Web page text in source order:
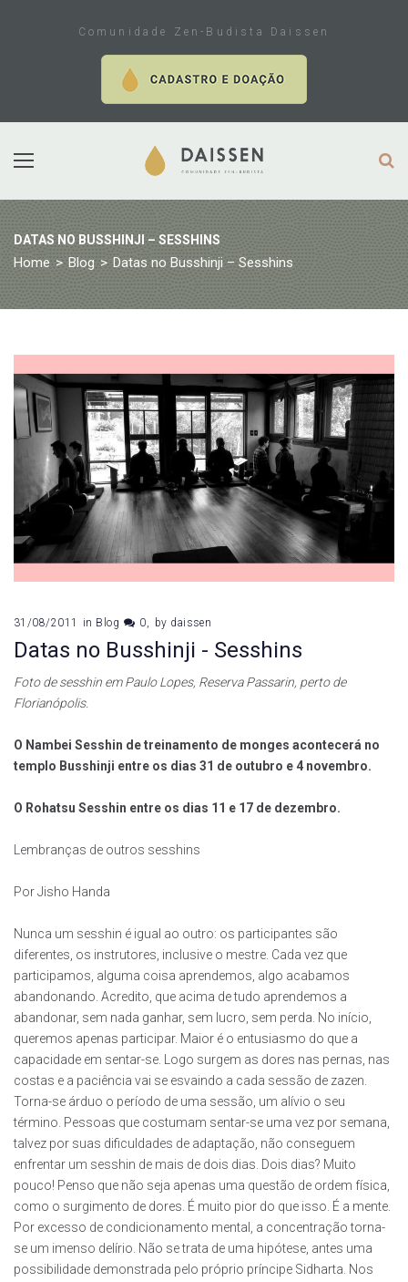
Comunidade Zen-Budista Daissen
DATAS NO BUSSHINJI – SESSHINS
Home > Blog > Datas no Busshinji – Sesshins
31/08/2011 in Blog 0 by daissen
Datas no Busshinji - Sesshins
Foto de sesshin em Paulo Lopes, Reserva Passarin, perto de
Florianópolis.
O Nambei Sesshin de treinamento de monges acontecerá no
templo Busshinji entre os dias 31 de outubro e 4 novembro.
O Rohatsu Sesshin entre os dias 11 e 17 de dezembro.
Lembranças de outros sesshins
Por Jisho Handa
Nunca um sesshin é igual ao outro: os participantes são
diferentes, os instrutores, inclusive o mestre. Cada vez que
participamos, alguma coisa aprendemos, algo acabamos
abandonando. Acredito, que acima de tudo aprendemos a
abandonar, sem nada ganhar, sem lucro, sem perda. No início,
queremos apenas participar. Maior é o entusiasmo do que a
capacidade em sentar-se. Logo surgem as dores nas pernas, nas
costas e a paciência vai se esvaindo a cada sessão de zazen.
Torna-se árduo o período de uma sessão, um alívio o seu
término. Pessoas que costumam sentar-se uma vez por semana,
talvez por suas dificuldades de adaptação, não conseguem
enfrentar um sesshin de mais de dois dias. Dois dias? Muito
pouco! Penso que não seja apenas uma questão de ordem física,
como o surgimento de dores. É muito pior do que isso. É a mente.
Por excesso de condicionamento mental, a concentração torna-
se um imenso delírio. Não se trata de uma hipótese, antes uma
possibilidade demonstrada pelo próprio príncipe Sidharta. Nos